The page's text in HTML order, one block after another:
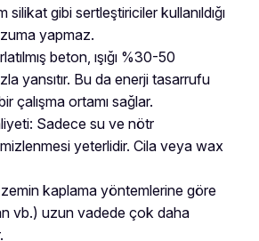
silikat gibi sertleştiriciler kullanıldığı
yapmaz.
beton, ışığı %30-50
yansıtır. Bu da enerji tasarrufu
çalışma ortamı sağlar.
Sadece su ve nötr
yeterlidir. Cila veya wax
kaplama yöntemlerine göre
vb.) uzun vadede çok daha